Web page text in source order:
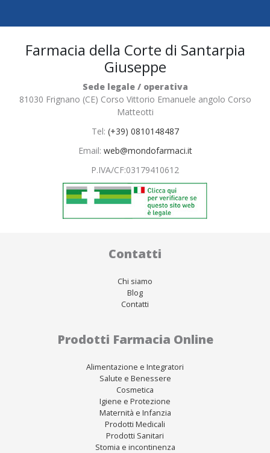
Farmacia della Corte di Santarpia
Giuseppe
Sede legale / operativa
81030 Frignano (CE) Corso Vittorio Emanuele angolo Corso
Matteotti
Tel: (+39) 0810148487
Email: web@mondofarmaci.it
P.IVA/CF:03179410612
Contatti
Chi siamo
Blog
Contatti
Prodotti Farmacia Online
Alimentazione e Integratori
Salute e Benessere
Cosmetica
Igiene e Protezione
Maternità e Infanzia
Prodotti Medicali
Prodotti Sanitari
Stomia e incontinenza